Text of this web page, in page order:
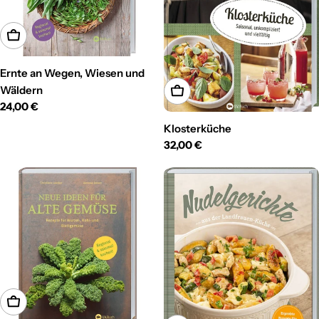
In den Warenkorb
Ernte an Wegen, Wiesen und
Wäldern
Regulärer
24,00 €
In den Warenkorb
Klosterküche
Regulärer
32,00 €
In den Warenkorb